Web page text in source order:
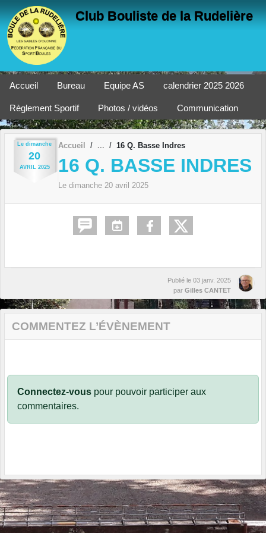
Club Bouliste de la Rudelière
Accueil Bureau Equipe AS calendrier 2025 2026
Règlement Sportif Photos / vidéos Communication
Le dimanche
20
AVRIL 2025
Accueil 16 Q. Basse Indres
16 Q. BASSE INDRES
Le dimanche 20 avril 2025
Publié le 03 janv. 2025
par Gilles CANTET
COMMENTEZ L’ÉVÈNEMENT
Connectez-vous pour pouvoir participer aux
commentaires.
Panneau de gestion des cookies